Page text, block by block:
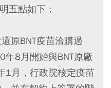
五點如下：
原BNT疫苗洽購過
8月開始與BNT原廠
1月，行政院核定疫苗